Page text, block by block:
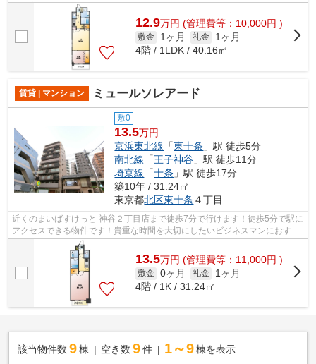
利な立地です◎バス停から徒歩3分以内の...
12.9万円 (管理費等：10,000円 )
敷金 1ヶ月 礼金
1ヶ月
4階 / 1LDK / 40.16㎡
賃貸 | マンション ミュールソレアード
敷0
13.5万円
京浜東北線 「東十条 」駅 徒歩5分
南北線 「王子神谷 」駅 徒歩11分
埼京線 「十条 」駅 徒歩17分
築10年 / 31.24㎡
東京都北区東十条 ４丁目
近くのまいばすけっと 神谷２丁目店まで徒歩7分で行けます！徒歩5分で駅に
アクセスできる物件です！貴重な時間を大切にしたいビジネスマンにおすす
めの交通のアクセスが良い物件です！...
13.5万円 (管理費等：11,000円 )
敷金 0ヶ月 礼金
1ヶ月
4階 / 1K / 31.24㎡
該当物件数 9棟 空き数 9 件 1～9 棟を表示